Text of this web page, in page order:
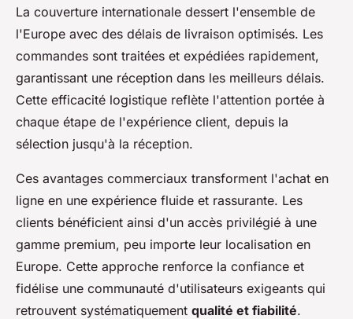
La couverture internationale dessert l'ensemble de
l'Europe avec des délais de livraison optimisés. Les
commandes sont traitées et expédiées rapidement,
garantissant une réception dans les meilleurs délais.
Cette efficacité logistique reflète l'attention portée à
chaque étape de l'expérience client, depuis la
sélection jusqu'à la réception.
Ces avantages commerciaux transforment l'achat en
ligne en une expérience fluide et rassurante. Les
clients bénéficient ainsi d'un accès privilégié à une
gamme premium, peu importe leur localisation en
Europe. Cette approche renforce la confiance et
fidélise une communauté d'utilisateurs exigeants qui
retrouvent systématiquement qualité et fiabilité.